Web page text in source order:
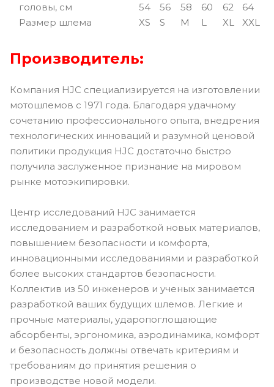
головы, см 54 56 58 60 62
64
Размер шлема
XS S M L XL XXL
Производитель:
Компания HJC специализируется на изготовлении
мотошлемов с 1971 года. Благодаря удачному
сочетанию профессионального опыта, внедрения
технологических инноваций и разумной ценовой
политики продукция HJC достаточно быстро
получила заслуженное признание на мировом
рынке мотоэкипировки.
Центр исследований HJC занимается
исследованием и разработкой новых материалов,
повышением безопасности и комфорта,
инновационными исследованиями и разработкой
более высоких стандартов безопасности.
Коллектив из 50 инженеров и ученых занимается
разработкой ваших будущих шлемов. Легкие и
прочные материалы, ударопоглощающие
абсорбенты, эргономика, аэродинамика, комфорт
и безопасность должны отвечать критериям и
требованиям до принятия решения о
производстве новой модели.